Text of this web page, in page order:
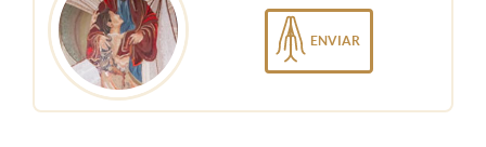
ENVIAR